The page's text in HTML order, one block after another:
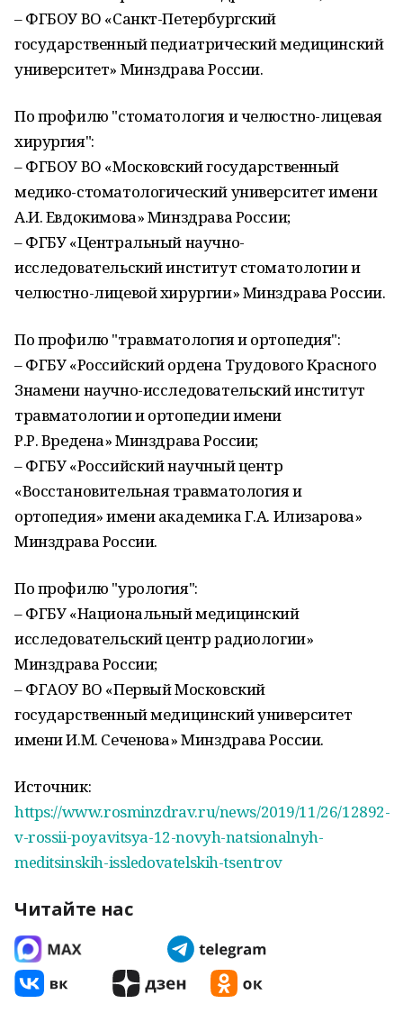
– ФГБОУ ВО «Санкт-Петербургский
государственный педиатрический медицинский
университет» Минздрава России.
По профилю "стоматология и челюстно-лицевая
хирургия":
– ФГБОУ ВО «Московский государственный
медико-стоматологический университет имени
А.И. Евдокимова» Минздрава России;
– ФГБУ «Центральный научно-
исследовательский институт стоматологии и
челюстно-лицевой хирургии» Минздрава России.
По профилю "травматология и ортопедия":
– ФГБУ «Российский ордена Трудового Красного
Знамени научно-исследовательский институт
травматологии и ортопедии имени
Р.Р. Вредена» Минздрава России;
– ФГБУ «Российский научный центр
«Восстановительная травматология и
ортопедия» имени академика Г.А. Илизарова»
Минздрава России.
По профилю "урология":
– ФГБУ «Национальный медицинский
исследовательский центр радиологии»
Минздрава России;
– ФГАОУ ВО «Первый Московский
государственный медицинский университет
имени И.М. Сеченова» Минздрава России.
Источник:
https://www.rosminzdrav.ru/news/2019/11/26/12892-
v-rossii-poyavitsya-12-novyh-natsionalnyh-
meditsinskih-issledovatelskih-tsentrov
Читайте нас